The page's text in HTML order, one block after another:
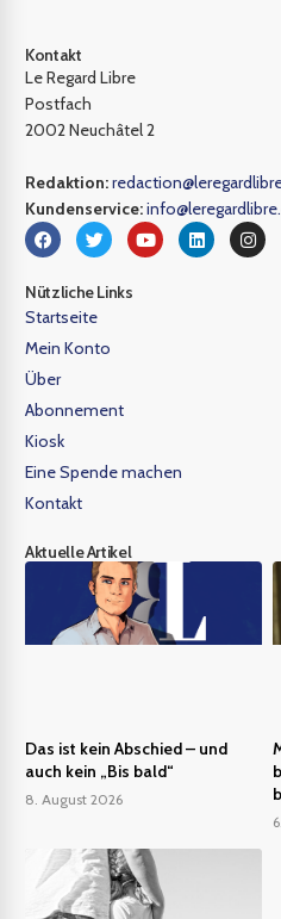
Kontakt
Le Regard Libre
Postfach
2002 Neuchâtel 2
Redaktion:
Kundenservice:
Nützliche Links
Startseite
Mein Konto
Über
Abonnement
Kiosk
Eine Spende machen
Kontakt
Aktuelle Artikel
Das ist kein Abschied – und
auch kein „Bis bald“
8. August 2026